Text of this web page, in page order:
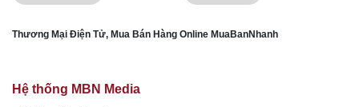
Thương Mại Điện Tử, Mua Bán Hàng Online MuaBanNhanh
Hệ thống MBN Media